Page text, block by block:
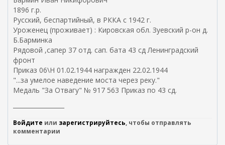
н
я
я
с
с
ы
л
к
а
)
1896 г.р.
Русский, беспартийный, в РККА с 1942 г.
Уроженец (проживает) : Кировская обл. Зуевский р-он д.
Б.Барминка
Рядовой ,сапер 37 отд. сап. бата 43 сд Ленинградский
фронт
Приказ 06\Н 01.02.1944 награжден 22.02.1944
"...за умелое наведение моста через реку."
Медаль "За Отвагу" № 917 563 Приказ по 43 сд.
Войдите или зарегистрируйтесь, чтобы отправлять
комментарии